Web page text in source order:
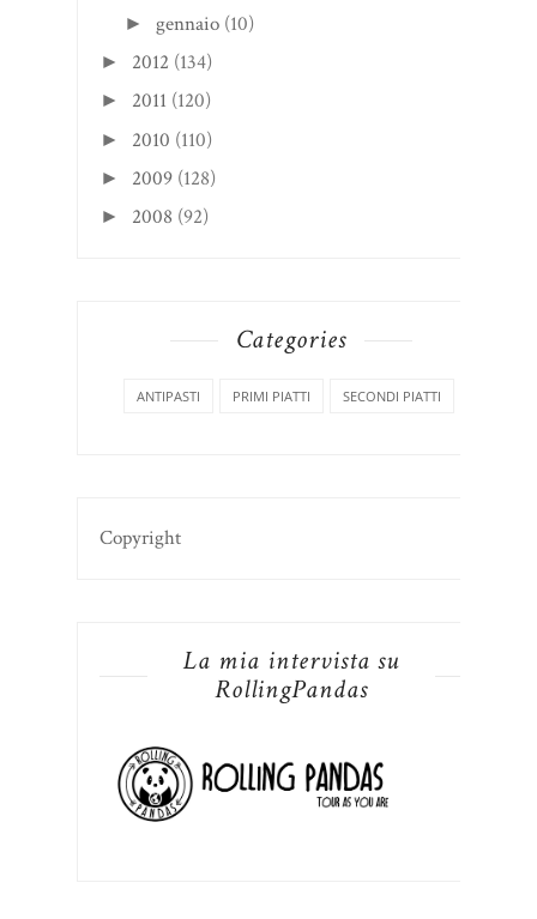
►gennaio (10)
► 2012 (134)
► 2011 (120)
► 2010 (110)
► 2009 (128)
► 2008 (92)
Categories
ANTIPASTI PRIMI PIATTI SECONDI PIATTI
Copyright
La mia intervista su
RollingPandas